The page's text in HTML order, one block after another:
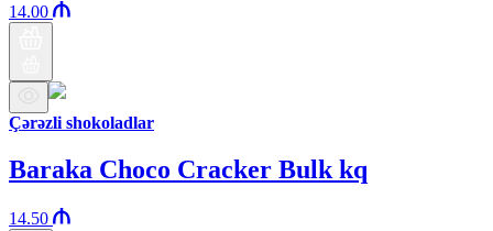
14.00
Çərəzli shokoladlar
Baraka Choco Cracker Bulk kq
14.50